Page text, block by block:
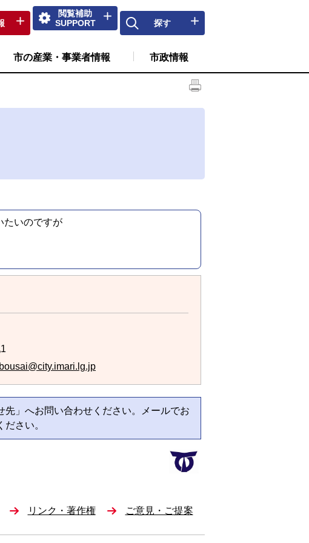
閲覧補助
SUPPORT
探す
市の産業・事業者情報 市政情報
たいのですが
bousai@city.imari.lg.jp
」へお問い合わせください。メールでお
さい。
リンク・著作権 ご意見・ご提案